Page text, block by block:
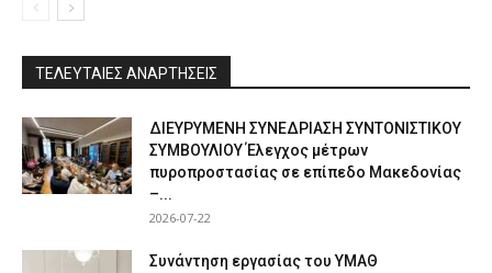
ΤΕΛΕΥΤΑΙΕΣ ΑΝΑΡΤΗΣΕΙΣ
ΔΙΕΥΡΥΜΕΝΗ ΣΥΝΕΔΡΙΑΣΗ ΣΥΝΤΟΝΙΣΤΙΚΟΥ
ΣΥΜΒΟΥΛΙΟΥ Έλεγχος μέτρων
πυροπροστασίας σε επίπεδο Μακεδονίας
–...
2026-07-22
Συνάντηση εργασίας του ΥΜΑΘ